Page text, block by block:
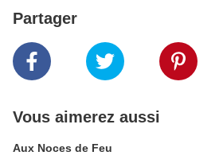
Partager
Vous aimerez aussi
Aux Noces de Feu